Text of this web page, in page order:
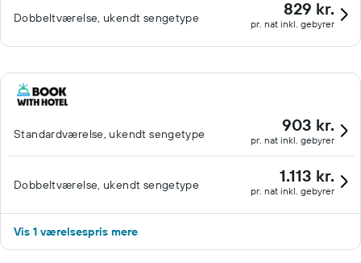
Dobbeltværelse, ukendt sengetype 829 kr.
pr. nat inkl. gebyrer
Standardværelse, ukendt sengetype 903 kr.
pr. nat inkl. gebyrer
Dobbeltværelse, ukendt sengetype 1.113 kr.
pr. nat inkl. gebyrer
Vis 1 værelsespris mere